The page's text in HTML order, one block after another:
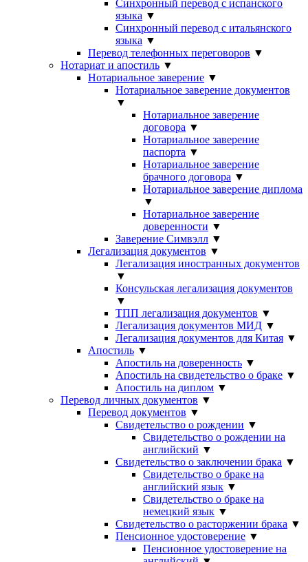
Синхронный перевод с испанского
языка ▼
Синхронный перевод с итальянского
языка ▼
Перевод телефонных переговоров ▼
Нотариат и апостиль ▼
Нотариальное заверение ▼
Нотариальное заверение документов
▼
Нотариальное заверение
договора ▼
Нотариальное заверение
паспорта ▼
Нотариальное заверение
брачного договора ▼
Нотариальное заверение диплома
▼
Нотариальное заверение
доверенности ▼
Заверение Симвэлл ▼
Легализация документов ▼
Легализация иностранных документов
▼
Консульская легализация документов
▼
ТПП легализация документов ▼
Легализация документов МИД ▼
Легализация документов для Китая ▼
Апостиль ▼
Апостиль на доверенность ▼
Апостиль на свидетельство о браке ▼
Апостиль на диплом ▼
Перевод личных документов ▼
Перевод документов ▼
Свидетельство о рождении ▼
Свидетельство о рождении на
английский ▼
Свидетельство о заключении брака ▼
Свидетельство о браке на
английский язык ▼
Свидетельство о браке на
немецкий язык ▼
Свидетельство о расторжении брака ▼
Пенсионное удостоверение ▼
Пенсионное удостоверение на